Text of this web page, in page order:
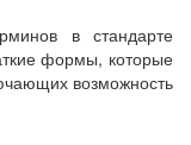
в стандарте
формы, которые
возможность